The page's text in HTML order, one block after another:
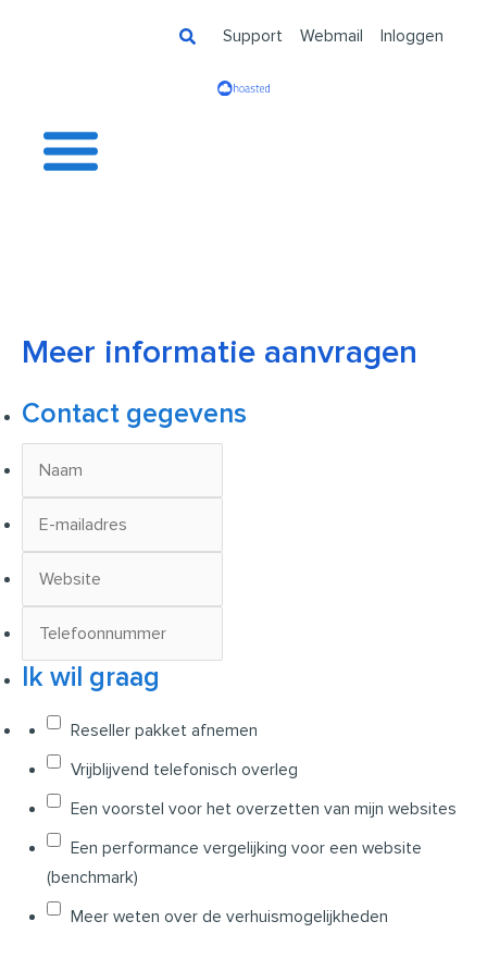
Support Webmail Inloggen
Meer informatie aanvragen
Contact gegevens
Ik wil graag
Reseller pakket afnemen
Vrijblijvend telefonisch overleg
Een voorstel voor het overzetten van mijn websites
Een performance vergelijking voor een website
(benchmark)
Meer weten over de verhuismogelijkheden